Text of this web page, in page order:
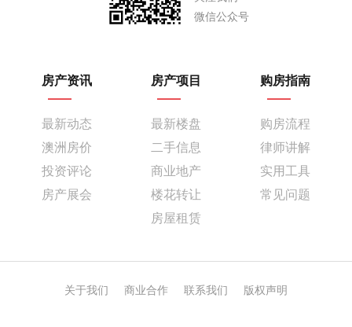
微信公众号
房产资讯
最新动态
澳洲房价
投资评论
房产展会
房产项目
最新楼盘
二手信息
商业地产
楼花转让
房屋租赁
购房指南
购房流程
律师讲解
实用工具
常见问题
关于我们 商业合作 联系我们 版权声明